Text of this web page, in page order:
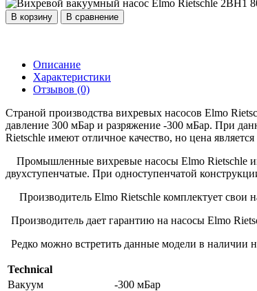
В корзину В сравнение
Описание
Характеристики
Отзывов (0)
Страной производства вихревых насосов Elmo
давление 300 мБар и разряжение -300 мБар. При
Rietschle имеют отличное качество, но цена
Промышленные вихревые насосы Elmo Rietschle
двухступенчатые. При одноступенчатой
Производитель Elmo Rietschle комплектует свои
Производитель дает гарантию на насосы Elmo
Редко можно встретить данные модели в наличии
Technical
Вакуум
-300 мБар